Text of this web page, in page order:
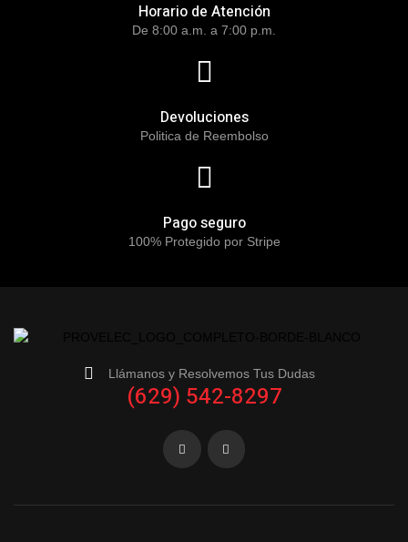
Horario de Atención
De 8:00 a.m. a 7:00 p.m.
Devoluciones
Politica de Reembolso
Pago seguro
100% Protegido por Stripe
Llámanos y Resolvemos Tus Dudas
(629) 542-8297